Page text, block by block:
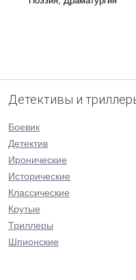
Детективы и
Боевик
Детектив
Иронические
Исторические
Классические
Крутые
Триллеры
Шпионские